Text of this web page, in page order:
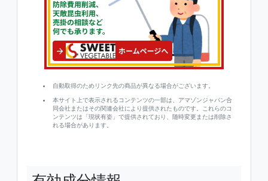
自動取得のためリンク先の商品が異なる場合がございます。
本サイト上で表示されるコンテンツの一部は、アマゾンジャパン合
同会社またはその関連会社により提供されたものです。これらのコ
ンテンツは「現状有姿」で提供されており、随時変更または削除さ
れる場合があります。